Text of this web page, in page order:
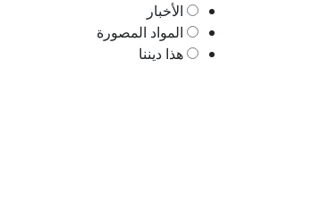
الأخبار
المواد المصورة
هذا ديننا